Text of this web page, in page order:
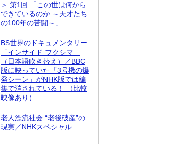
＞ 第1回 「この世は何から
できているのか ～天才たち
の100年の苦闘～」
BS世界のドキュメンタリー
「インサイド フクシマ」
（日本語吹き替え）／BBC
版に映っていた「3号機の爆
発シーン」がNHK版では編
集で消されている！ （比較
映像あり）
老人漂流社会 “老後破産”の
現実／NHKスペシャル